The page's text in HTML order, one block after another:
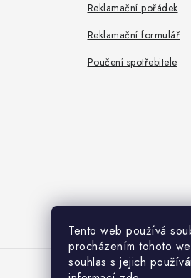
Tento web používá
procházením tohoto
souhlas s jejich
Reklamační pořádek
Reklamační formulář
Poučení spotřebitele